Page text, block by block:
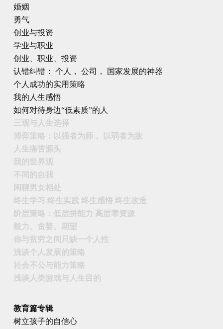
婚姻
勇气
创业与投资
学业与职业
创业、职业、投资
认错纠错： 个人， 公司， 国家发展的神器
个人成功的实用策略
我的人生感悟
如何对待身边“低素质”的人
三观与人生选择
博弈策略：以强者为师， 以弱者为敌
人生痛苦源头
我的世界观
不同的自我
闲聊男女相处
终生学习 终生实践 终生感悟 终生改造
阶层策略：低层拼能力 高层靠资源
毅力、贪婪、期望
你与贫穷之间只缺一个人性
浅谈个人发展的策略
社会不公与能力策略
浅谈人类游戏与人生目的
教育篇专辑
树立孩子的自信心